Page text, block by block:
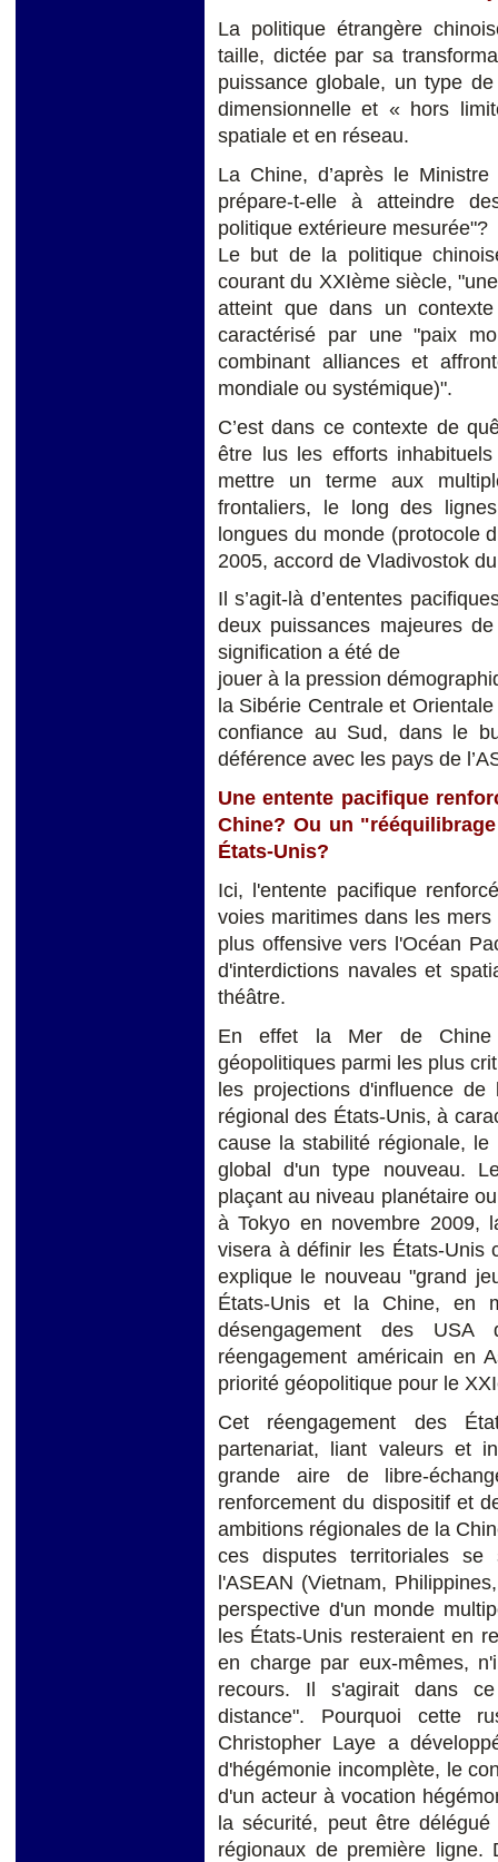
La politique étrangère
taille, dictée par sa
puissance globale, un type
dimensionnelle et « hors
spatiale et en réseau.
La Chine, d’après le
prépare-t-elle à atteindre
politique extérieure mesurée"?
Le but de la politique
courant du XXIème siècle,
atteint que dans un
caractérisé par une "paix
combinant alliances et
mondiale ou systémique)".
C’est dans ce contexte de
être lus les efforts
mettre un terme aux
frontaliers, le long des
longues du monde (protocole
2005, accord de Vladivostok
Il s’agit-là d’ententes
deux puissances majeures
signification a été de
jouer à la pression
la Sibérie Centrale et
confiance au Sud, dans le
déférence avec les pays de
Une entente pacifique
Chine? Ou un
États-Unis?
Ici, l'entente pacifique
voies maritimes dans les
plus offensive vers l'Océan
d'interdictions navales et
théâtre.
En effet la Mer de Chine
géopolitiques parmi les plus
les projections d'influence
régional des États-Unis, à
cause la stabilité régionale,
global d'un type nouveau.
plaçant au niveau planétaire
à Tokyo en novembre 2009,
visera à définir les États-Unis
explique le nouveau "grand
États-Unis et la Chine, en
désengagement des
réengagement américain en
priorité géopolitique pour le
Cet réengagement des
partenariat, liant valeurs et
grande aire de libre-
renforcement du dispositif et
ambitions régionales de la
ces disputes territoriales
l'ASEAN (Vietnam,
perspective d'un monde
les États-Unis resteraient en
en charge par eux-mêmes,
recours. Il s'agirait dans
distance". Pourquoi cette
Christopher Laye a
d'hégémonie incomplète, le
d'un acteur à vocation
la sécurité, peut être
régionaux de première